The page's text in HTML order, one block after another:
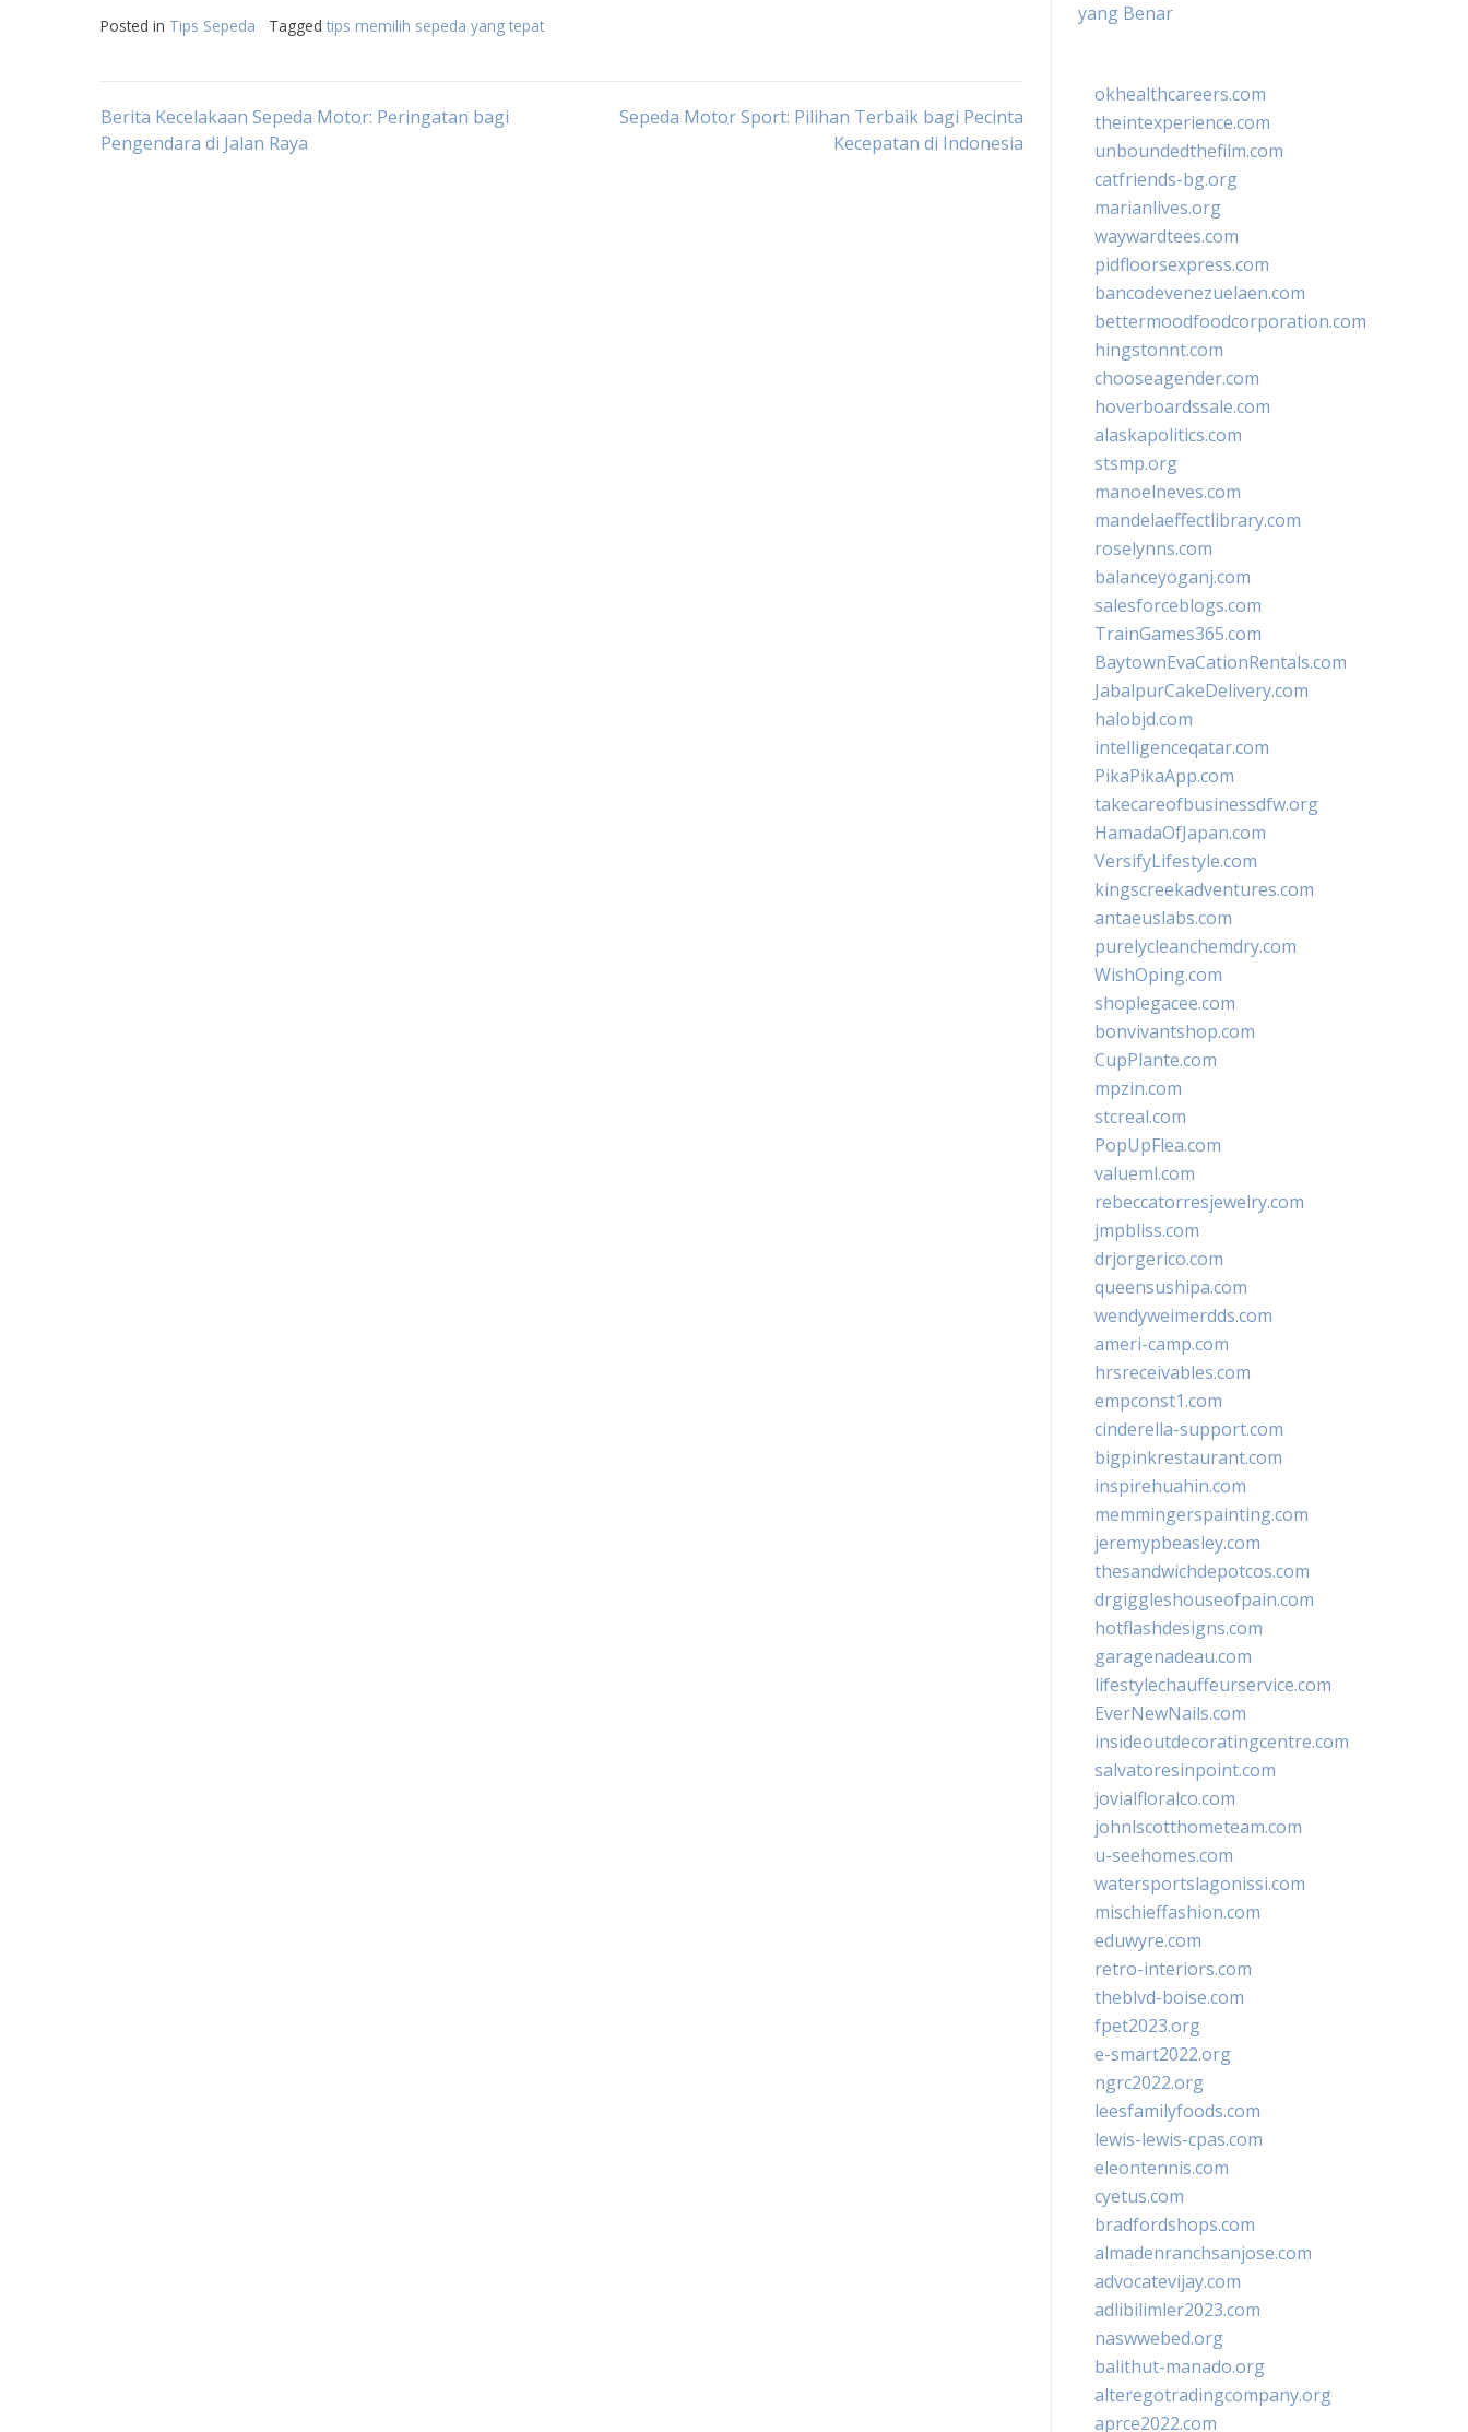
Posted in Tips Sepeda Tagged tips memilih sepeda yang tepat
Post
Berita Kecelakaan Sepeda Motor: Peringatan bagi
Pengendara di Jalan Raya
Sepeda Motor Sport: Pilihan Terbaik bagi Pecinta
Kecepatan di Indonesia
yang Benar
okhealthcareers.com
theintexperience.com
unboundedthefilm.com
catfriends-bg.org
marianlives.org
waywardtees.com
pidfloorsexpress.com
bancodevenezuelaen.com
bettermoodfoodcorporation.com
hingstonnt.com
chooseagender.com
hoverboardssale.com
alaskapolitics.com
stsmp.org
manoelneves.com
mandelaeffectlibrary.com
roselynns.com
balanceyoganj.com
salesforceblogs.com
TrainGames365.com
BaytownEvaCationRentals.com
JabalpurCakeDelivery.com
halobjd.com
intelligenceqatar.com
PikaPikaApp.com
takecareofbusinessdfw.org
HamadaOfJapan.com
VersifyLifestyle.com
kingscreekadventures.com
antaeuslabs.com
purelycleanchemdry.com
WishOping.com
shoplegacee.com
bonvivantshop.com
CupPlante.com
mpzin.com
stcreal.com
PopUpFlea.com
valueml.com
rebeccatorresjewelry.com
jmpbliss.com
drjorgerico.com
queensushipa.com
wendyweimerdds.com
ameri-camp.com
hrsreceivables.com
empconst1.com
cinderella-support.com
bigpinkrestaurant.com
inspirehuahin.com
memmingerspainting.com
jeremypbeasley.com
thesandwichdepotcos.com
drgiggleshouseofpain.com
hotflashdesigns.com
garagenadeau.com
lifestylechauffeurservice.com
EverNewNails.com
insideoutdecoratingcentre.com
salvatoresinpoint.com
jovialfloralco.com
johnlscotthometeam.com
u-seehomes.com
watersportslagonissi.com
mischieffashion.com
eduwyre.com
retro-interiors.com
theblvd-boise.com
fpet2023.org
e-smart2022.org
ngrc2022.org
leesfamilyfoods.com
lewis-lewis-cpas.com
eleontennis.com
cyetus.com
bradfordshops.com
almadenranchsanjose.com
advocatevijay.com
adlibilimler2023.com
naswwebed.org
balithut-manado.org
alteregotradingcompany.org
aprce2022.com